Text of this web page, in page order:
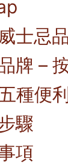
士忌
牌 –
種便
驟
項